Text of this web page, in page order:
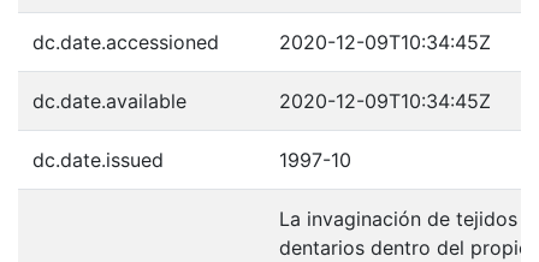
dc.date.accessioned 2020-12-09T10:34:45Z
dc.date.available 2020-12-09T10:34:45Z
dc.date.issued 1997-10
La invaginación de tejidos
dentarios dentro del propio